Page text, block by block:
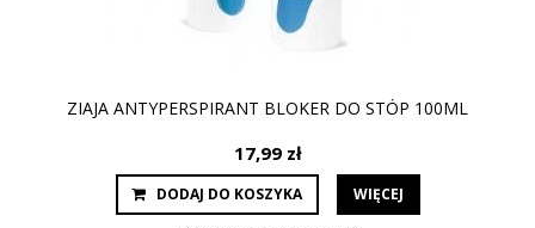
ZIAJA ANTYPERSPIRANT BLOKER DO STÓP 100ML
17,99 zł
DODAJ DO KOSZYKA WIĘCEJ